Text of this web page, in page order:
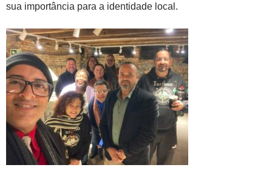
sua importância para a identidade local.